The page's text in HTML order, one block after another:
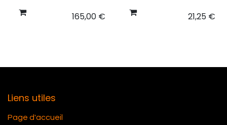
165,00€ 21,25 €
Liens utiles
Page d'accueil